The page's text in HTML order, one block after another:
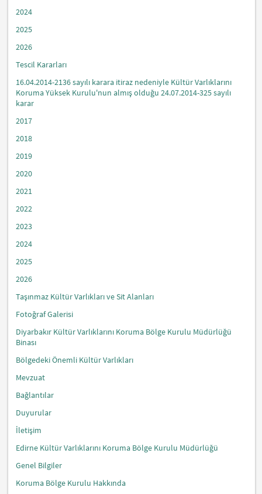
2024
2025
2026
Tescil Kararları
16.04.2014-2136 sayılı karara itiraz nedeniyle Kültür Varlıklarını
Koruma Yüksek Kurulu'nun almış olduğu 24.07.2014-325 sayılı
karar
2017
2018
2019
2020
2021
2022
2023
2024
2025
2026
Taşınmaz Kültür Varlıkları ve Sit Alanları
Fotoğraf Galerisi
Diyarbakır Kültür Varlıklarını Koruma Bölge Kurulu Müdürlüğü
Binası
Bölgedeki Önemli Kültür Varlıkları
Mevzuat
Bağlantılar
Duyurular
İletişim
Edirne Kültür Varlıklarını Koruma Bölge Kurulu Müdürlüğü
Genel Bilgiler
Koruma Bölge Kurulu Hakkında